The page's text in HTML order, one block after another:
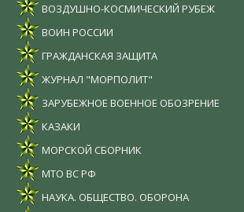
ВОЗДУШНО-КОСМИЧЕСКИЙ РУБЕЖ
ВОИН РОССИИ
ГРАЖДАНСКАЯ ЗАЩИТА
ЖУРНАЛ "МОРПОЛИТ"
ЗАРУБЕЖНОЕ ВОЕННОЕ ОБОЗРЕНИЕ
КАЗАКИ
МОРСКОЙ СБОРНИК
МТО ВС РФ
НАУКА. ОБЩЕСТВО. ОБОРОНА